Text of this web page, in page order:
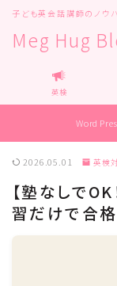
Meg Hug
子ども英会話講師のノウ
MENU
Home
運営者情報
お問い合わせ
教育・メディア
プライバシーポ
英検
Word
2026.05.01 英検
【塾なしで
習だけで合